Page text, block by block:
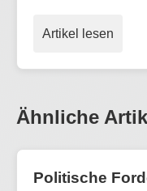
Artikel lesen
Ähnliche
Politische